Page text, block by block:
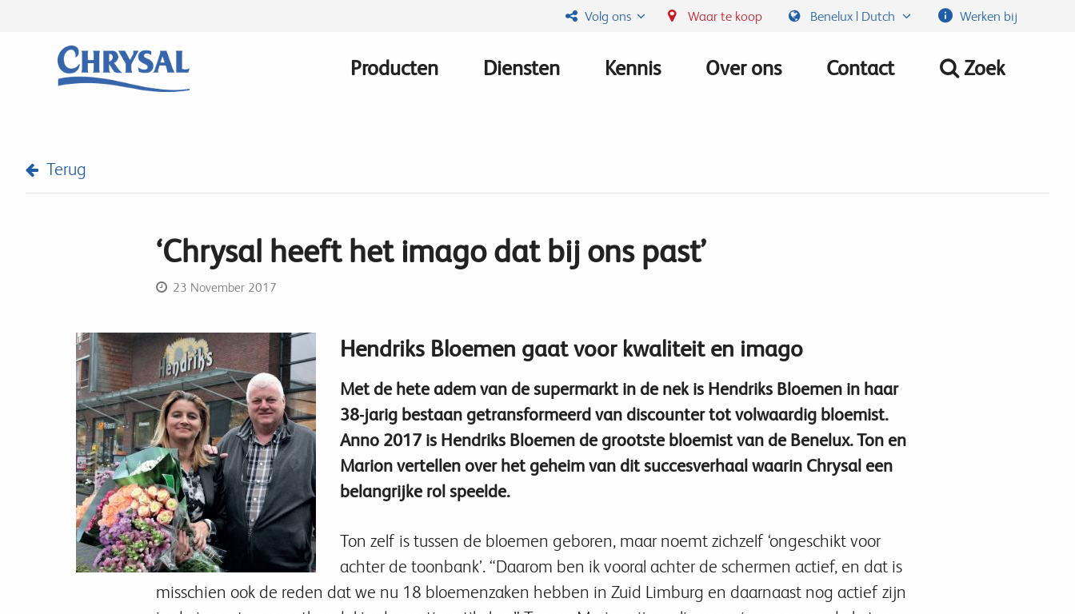
Volg ons Waar te koop Benelux | Dutch Werken bij
Main
Producten Diensten Kennis Over ons Contact Zoek
Terug
‘Chrysal heeft het imago dat bij ons past’
23 November 2017
Hendriks Bloemen gaat voor kwaliteit en imago
Met de hete adem van de supermarkt in de nek is Hendriks Bloemen in haar
38-jarig bestaan getransformeerd van discounter tot volwaardig bloemist.
Anno 2017 is Hendriks Bloemen de grootste bloemist van de Benelux. Ton en
Marion vertellen over het geheim van dit succesverhaal waarin Chrysal een
belangrijke rol speelde.
Ton zelf is tussen de bloemen geboren, maar noemt zichzelf ‘ongeschikt voor
achter de toonbank’. “Daarom ben ik vooral achter de schermen actief, en dat is
misschien ook de reden dat we nu 18 bloemenzaken hebben in Zuid Limburg en daarnaast nog actief zijn